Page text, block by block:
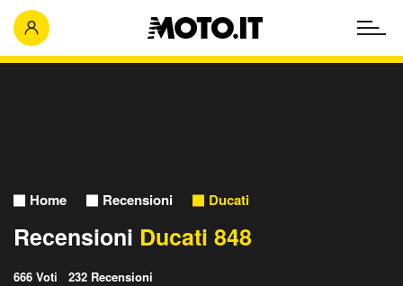
Home Recensioni Ducati
Recensioni Ducati 848
666 Voti 232 Recensioni